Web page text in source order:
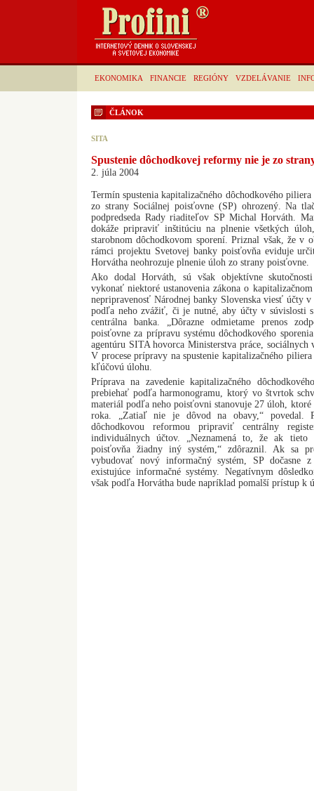
EKONOMIKA FINANCIE REGIÓNY VZDELÁVANIE
ČLÁNOK
SITA
Spustenie dôchodkovej reformy nie je zo
2. júla 2004
Termín spustenia kapitalizačného dôchodkového
zo strany Sociálnej poisťovne (SP) ohrozený. Na
podpredseda Rady riaditeľov SP Michal Horváth.
dokáže pripraviť inštitúciu na plnenie všetkých
starobnom dôchodkovom sporení. Priznal však, že v
rámci projektu Svetovej banky poisťovňa eviduje
Horvátha neohrozuje plnenie úloh zo strany poisťovne.
Ako dodal Horváth, sú však objektívne
vykonať niektoré ustanovenia zákona o
nepripravenosť Národnej banky Slovenska viesť účty
podľa neho zvážiť, či je nutné, aby účty v súvislosti
centrálna banka. „Dôrazne odmietame prenos
poisťovne za prípravu systému dôchodkového
agentúru SITA hovorca Ministerstva práce,
V procese prípravy na spustenie kapitalizačného
kľúčovú úlohu.
Príprava na zavedenie kapitalizačného
prebiehať podľa harmonogramu, ktorý vo štvrtok
materiál podľa neho poisťovni stanovuje 27 úloh,
roka. „Zatiaľ nie je dôvod na obavy,“ povedal.
dôchodkovou reformou pripraviť centrálny
individuálnych účtov. „Neznamená to, že ak tieto
poisťovňa žiadny iný systém,“ zdôraznil. Ak sa
vybudovať nový informačný systém, SP dočasne
existujúce informačné systémy. Negatívnym
však podľa Horvátha bude napríklad pomalší prístup k